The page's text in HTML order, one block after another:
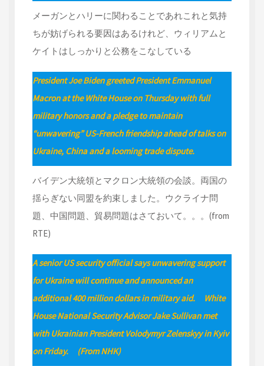
メーガンとハリーに関わることであれこれと気持
ちが妨げられる要因はあるけれど、ウィリアムと
ケイトはしっかりと公務をこなしている
President Joe Biden greeted President Emmanuel
Macron at the White House on Thursday with full
military honors and a pledge to maintain
“unwavering” US-French friendship ahead of talks on
Ukraine, China and a looming trade dispute.
バイデン大統領とマクロン大統領の会談。両国の
揺らぎない同盟を約束しました。ウクライナ問
題、中国問題、貿易問題はさておいて。。。(from
RTE)
A senior US security official says unwavering support
for Ukraine will continue and announced an
additional 400 million dollars in military aid. White
House National Security Advisor Jake Sullivan met
with Ukrainian President Volodymyr Zelenskyy in Kyiv
on Friday. (From NHK)